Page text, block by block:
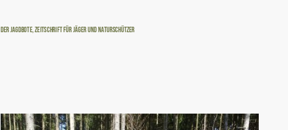
Der Jagdbote, Zeitschrift für Jäger und Naturschützer